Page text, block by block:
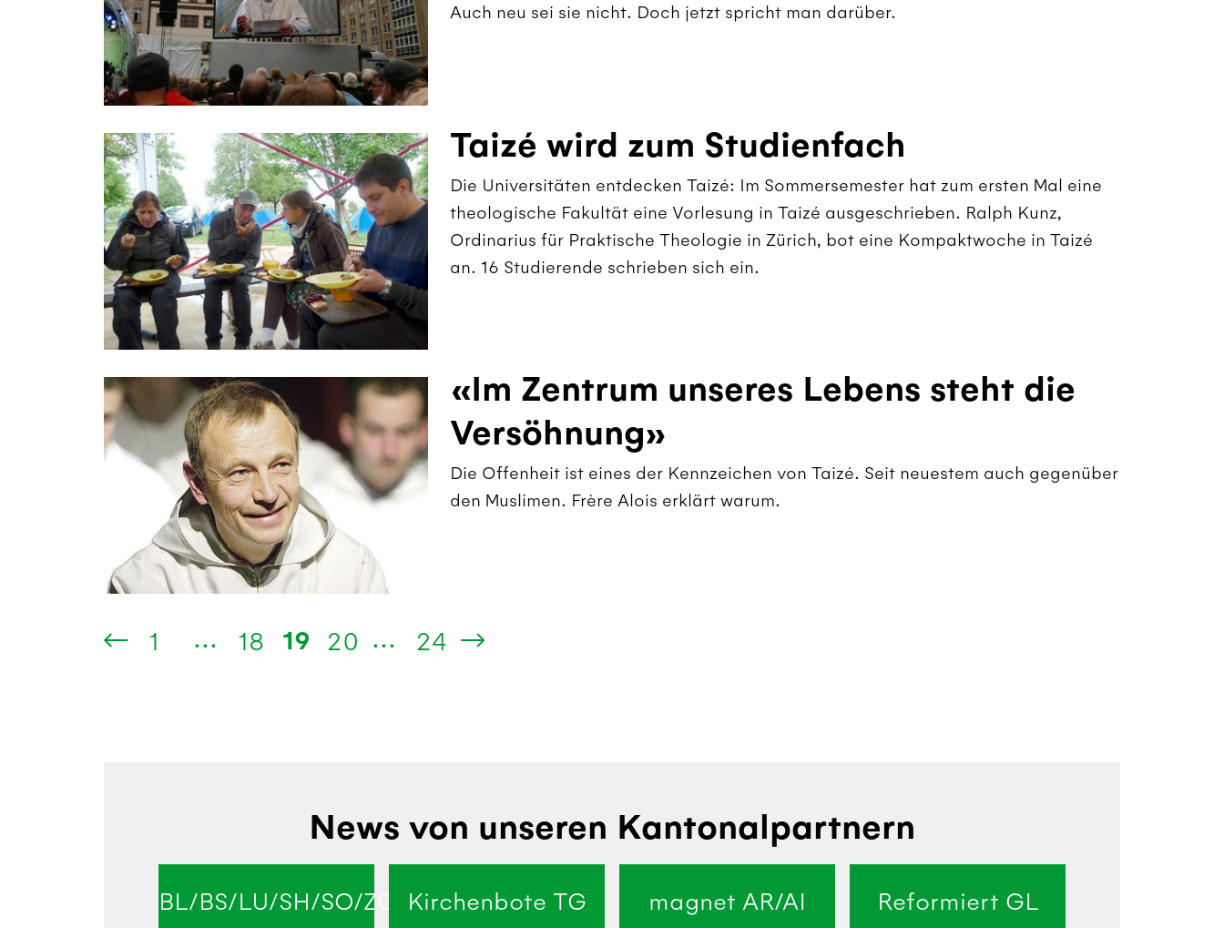
Auch neu sei sie nicht. Doch jetzt spricht man darüber.
Taizé wird zum Studienfach
Die Universitäten entdecken Taizé: Im Sommersemester hat zum ersten Mal eine
theologische Fakultät eine Vorlesung in Taizé ausgeschrieben. Ralph Kunz,
Ordinarius für Praktische Theologie in Zürich, bot eine Kompaktwoche in Taizé
an. 16 Studierende schrieben sich ein.
«Im Zentrum unseres Lebens steht die
Versöhnung»
Die Offenheit ist eines der Kennzeichen von Taizé. Seit neuestem auch gegenüber
den Muslimen. Frère Alois erklärt warum.
1 ... 18 19 20 ... 24
News von unseren Kantonalpartnern
BL/BS/LU/SH/SO/ZG Kirchenbote TG magnet AR/AI Reformiert GL